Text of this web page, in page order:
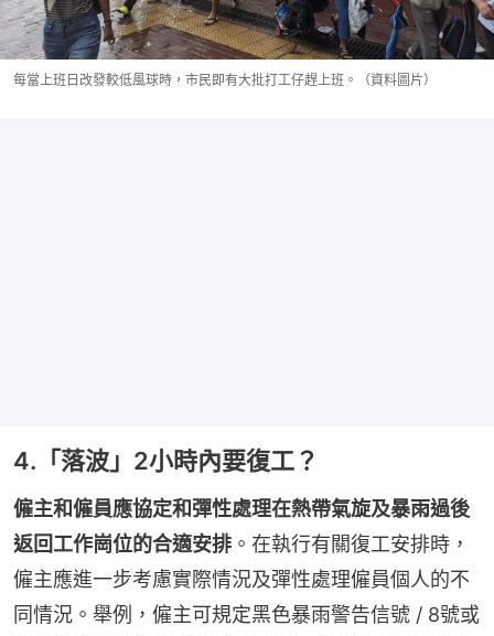
每當上班日改發較低風球時，市民即有大批打工仔趕上班。（資料圖片）
4.「落波」2小時內要復工？
僱主和僱員應協定和彈性處理在熱帶氣旋及暴雨過後
返回工作崗位的合適安排 。在執行有關復工安排時，
僱主應進一步考慮實際情況及彈性處理僱員個人的不
同情況。舉例，僱主可規定黑色暴雨警告信號 / 8號或